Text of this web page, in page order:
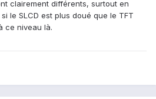
clairement différents, surtout en
le SLCD est plus doué que le TFT
ce niveau là.